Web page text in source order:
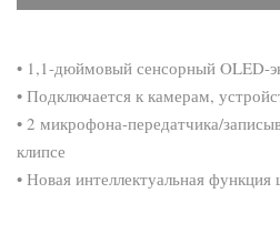
• 1,1-дюймовый сенсорный OLED-
• Подключается к камерам,
• 2 микрофона-передатчика/
клипсе
• Новая интеллектуальная